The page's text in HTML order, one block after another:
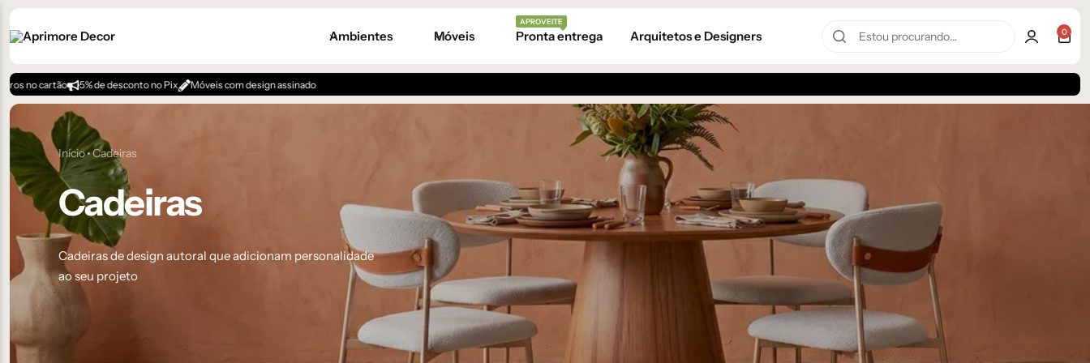
Ambientes Móveis Pronta entrega
APROVEITE
Arquitetos e Designers 0
5% de desconto no Pix Móveis com design assinado
Início Cadeiras
Cadeiras
Cadeiras de design autoral que adicionam personalidade
ao seu projeto